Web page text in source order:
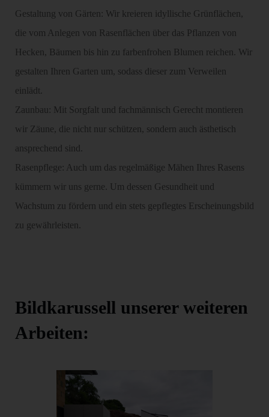
Gestaltung von Gärten: Wir kreieren idyllische Grünflächen,
die vom Anlegen von Rasenflächen über das Pflanzen von
Hecken, Bäumen bis hin zu farbenfrohen Blumen reichen. Wir
gestalten Ihren Garten um, sodass dieser zum Verweilen
einlädt.
Zaunbau: Mit Sorgfalt und fachmännisch Gerecht montieren
wir Zäune, die nicht nur schützen, sondern auch ästhetisch
ansprechend sind.
Rasenpflege: Auch um das regelmäßige Mähen Ihres Rasens
kümmern wir uns gerne. Um dessen Gesundheit und
Wachstum zu fördern und ein stets gepflegtes Erscheinungsbild
zu gewährleisten.
Bildkarussell unserer weiteren
Arbeiten: